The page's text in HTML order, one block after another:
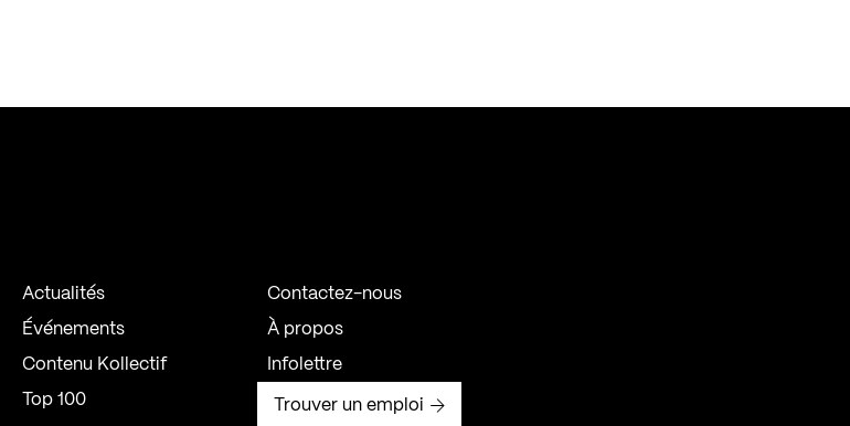
Actualités
Événements
Contenu Kollectif
Top 100
Contactez-nous
À propos
Infolettre
Trouver un emploi